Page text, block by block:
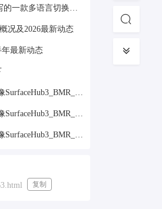
松了！
一款多语言切换插件
况及2026最新动态
年最新动态
网盘下载
网盘下载
网盘下载
复制